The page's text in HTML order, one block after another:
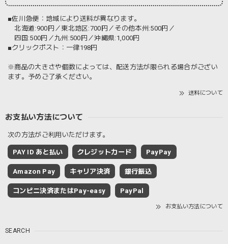
■佐川急便：地域により送料が異なります。
北海道:900円／東北地区:700円／その他本州:500円／
四国:500円／九州:500円／沖縄県:1,000円
■クリックポスト：一律198円
※商品の大きさや個数によっては、配送方法が限られる場合がござい
ます。予めご了承ください。
送料について
お支払い方法について
次の方法がご利用いただけます。
PAY ID あと払い クレジットカード PayPay
Amazon Pay キャリア決済 銀行振込
コンビニ決済またはPay-easy PayPal
お支払い方法について
SEARCH